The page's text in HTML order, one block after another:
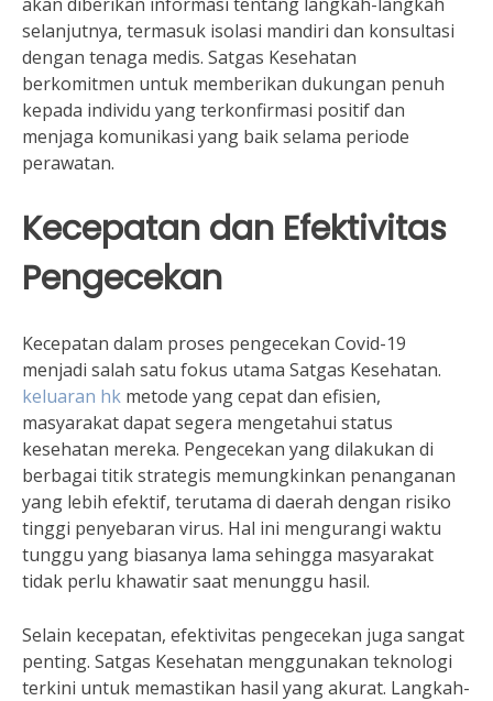
selanjutnya, termasuk isolasi mandiri dan konsultasi
dengan tenaga medis. Satgas Kesehatan
berkomitmen untuk memberikan dukungan penuh
kepada individu yang terkonfirmasi positif dan
menjaga komunikasi yang baik selama periode
perawatan.
Kecepatan dan Efektivitas
Pengecekan
Kecepatan dalam proses pengecekan Covid-19
menjadi salah satu fokus utama Satgas Kesehatan.
keluaran hk metode yang cepat dan efisien,
masyarakat dapat segera mengetahui status
kesehatan mereka. Pengecekan yang dilakukan di
berbagai titik strategis memungkinkan penanganan
yang lebih efektif, terutama di daerah dengan risiko
tinggi penyebaran virus. Hal ini mengurangi waktu
tunggu yang biasanya lama sehingga masyarakat
tidak perlu khawatir saat menunggu hasil.
Selain kecepatan, efektivitas pengecekan juga sangat
penting. Satgas Kesehatan menggunakan teknologi
terkini untuk memastikan hasil yang akurat. Langkah-